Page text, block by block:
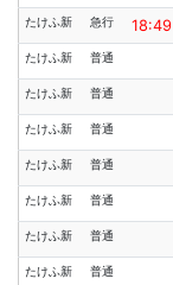
たけふ新 急行 18:49
たけふ新 普通
たけふ新 普通
たけふ新 普通
たけふ新 普通
たけふ新 普通
たけふ新 普通
たけふ新 普通